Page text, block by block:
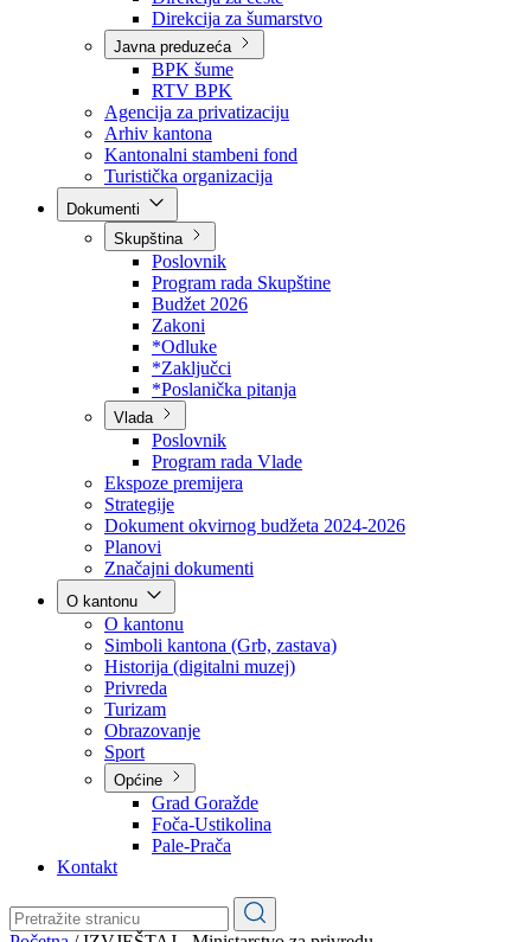
Direkcije
Direkcija za robne rezerve
Direkcija za ceste
Direkcija za šumarstvo
Javna preduzeća
BPK šume
RTV BPK
Agencija za privatizaciju
Arhiv kantona
Kantonalni stambeni fond
Turistička organizacija
Skupština
Poslovnik
Program rada Skupštine
Budžet 2026
Zakoni
*Odluke
*Zaključci
*Poslanička pitanja
Vlada
Poslovnik
Program rada Vlade
Ekspoze premijera
Strategije
Dokument okvirnog budžeta 2024-2026
Planovi
Značajni dokumenti
O kantonu
O kantonu
Simboli kantona (Grb, zastava)
Historija (digitalni muzej)
Privreda
Turizam
Obrazovanje
Općine
Pale-Prača
Kontakt